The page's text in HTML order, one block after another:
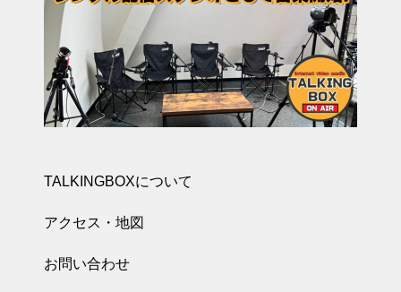
TALKINGBOXについて
アクセス・地図
お問い合わせ